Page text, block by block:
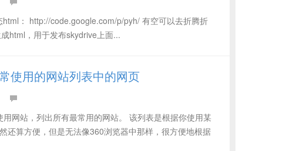
： http://code.google.com/p/pyh/ 有空可以去折腾折
html，用于发布skydrive上面...
使用的网站列表中的网页
网站，列出所有最常用的网站。 该列表是根据你使用某
还算方便，但是无法像360浏览器中那样，很方便地根据